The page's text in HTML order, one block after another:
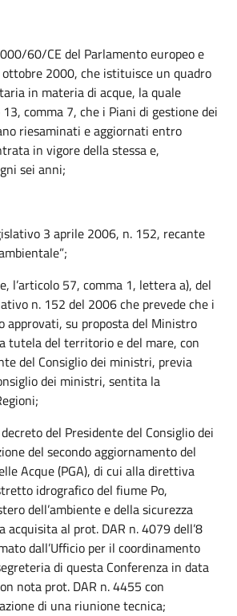
60/CE del Parlamento europeo e
2000, che istituisce un quadro
in materia di acque, la quale
comma 7, che i Piani di gestione dei
riesaminati e aggiornati entro
in vigore della stessa e,
sei anni;
3 aprile 2006, n. 152, recante
l’articolo 57, comma 1, lettera a), del
n. 152 del 2006 che prevede che i
approvati, su proposta del Ministro
tutela del territorio e del mare, con
del Consiglio dei ministri, previa
dei ministri, sentita la
del Presidente del Consiglio dei
del secondo aggiornamento del
Acque (PGA), di cui alla direttiva
idrografico del fiume Po,
dell’ambiente e della sicurezza
acquisita al prot. DAR n. 4079 dell’8
dall’Ufficio per il coordinamento
di questa Conferenza in data
nota prot. DAR n. 4455 con
di una riunione tecnica;